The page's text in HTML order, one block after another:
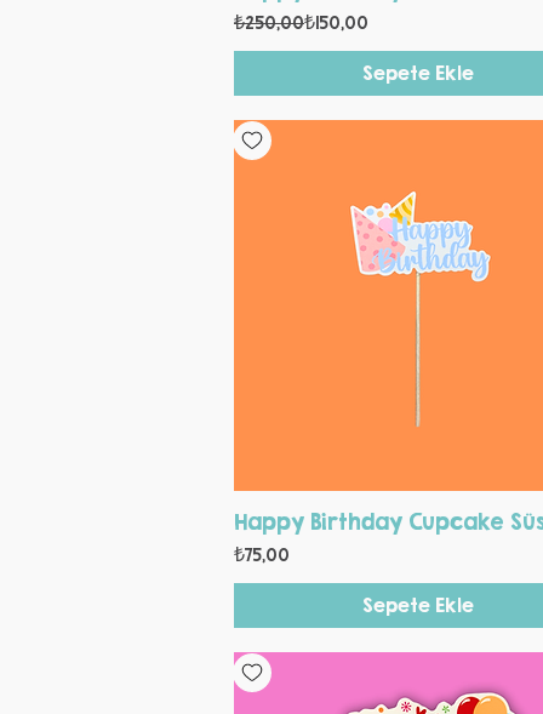
Normal Fiyat
₺250,00
İndirimli Fiyat
₺150,00
Sepete Ekle
Hızlı Bakış
Happy Birthday Cupcake
Fiyat
₺75,00
Sepete Ekle